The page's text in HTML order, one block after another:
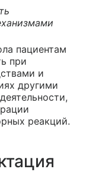
пациентам
при
и
другими
реакций.